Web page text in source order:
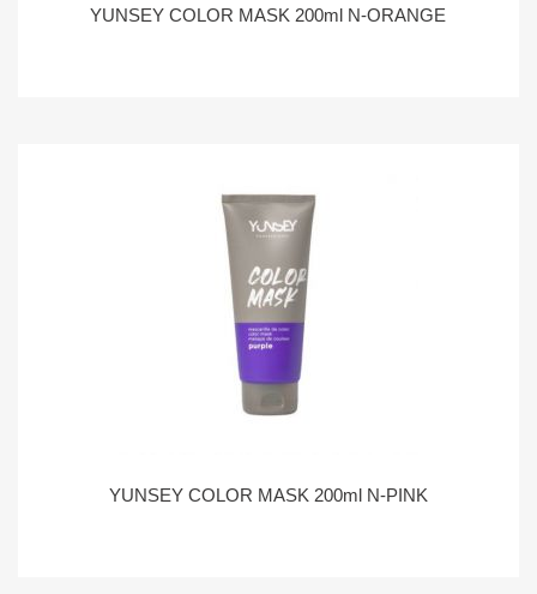
YUNSEY COLOR MASK 200ml N-ORANGE
YUNSEY COLOR MASK 200ml N-PINK